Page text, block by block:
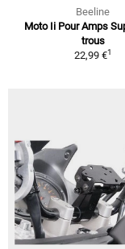
Beeline
Moto Ii Pour Amps
trous
22,99 €1